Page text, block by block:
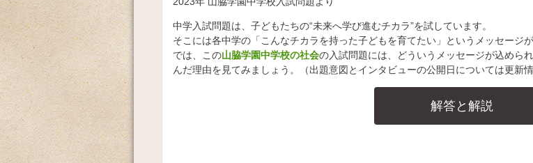
中学入試問題は、子どもたちの“未来へ学び進むチカラ”を試しています。
そこには各中学の「こんなチカラを持った子どもを育てたい」というメッセージ
では、この山脇学園中学校の社会の入試問題には、どういうメッセージが込めら
んだ理由を見てみましょう。（出題意図とインタビューの公開日については更新
解答と解説